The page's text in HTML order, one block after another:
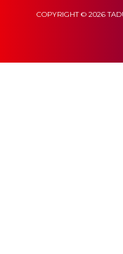
COPYRIGHT © 2026